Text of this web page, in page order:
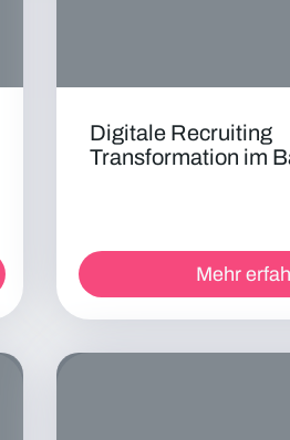
Digitale Recruiting
Transformation im
Mehr